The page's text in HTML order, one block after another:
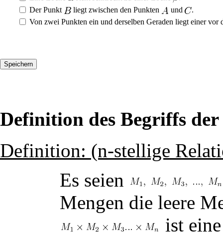
Der Punkt
liegt zwischen den Punkten und
.
Von zwei Punkten ein und derselben Geraden liegt einer vor
Definition des Begriffs
Definition: (n-stellige
Es seien
Mengen die leere
ist